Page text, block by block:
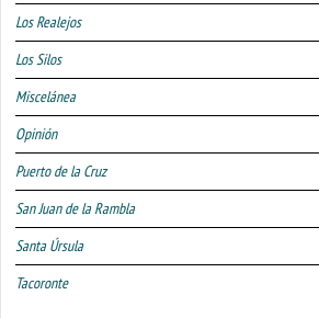
Los Realejos
Los Silos
Miscelánea
Opinión
Puerto de la Cruz
San Juan de la Rambla
Santa Úrsula
Tacoronte